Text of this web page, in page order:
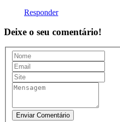
Responder
Deixe o seu comentário!